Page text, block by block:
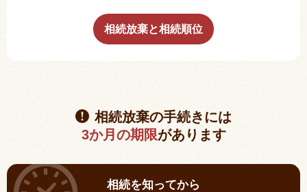
相続放棄と相続順位
相続放棄の手続きには
3か月の期限があります
相続を知ってから